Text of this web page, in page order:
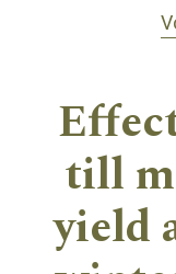
till
yield